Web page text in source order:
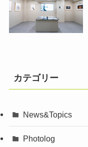
カテゴリー
News&Topics
Photolog